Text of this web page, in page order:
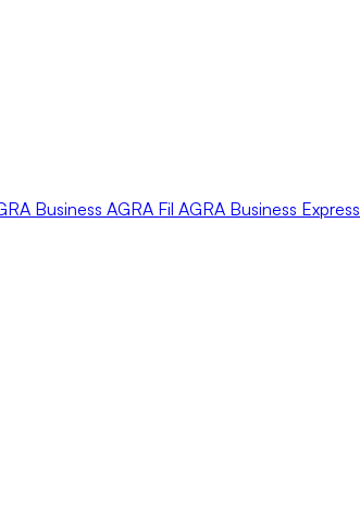
Business AGRA Fil AGRA Business Express